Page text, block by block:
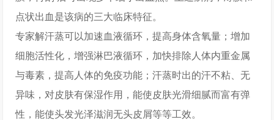
点状出血是该病的三大临床特征。
专家解汗蒸可以加速血液循环，提高身体含氧量；增加
细胞活性化，增强淋巴液循环，加快排除人体内重金属
与毒素，提高人体的免疫功能；汗蒸时出的汗不粘、无
异味，对皮肤有保湿作用，能使皮肤光滑细腻而富有弹
性，能使头发光泽滋润无头皮屑等等工效。